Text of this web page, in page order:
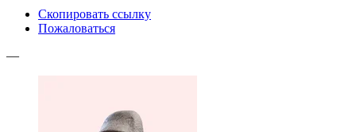
Скопировать ссылку
Пожаловаться
—